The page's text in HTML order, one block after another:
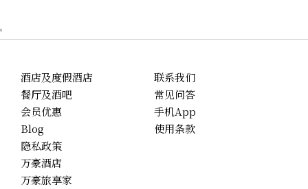
'
酒店及度假酒店
餐厅及酒吧
会员优惠
Blog
联系我们
常见问答
手机App
使用条款
隐私政策
万豪酒店
万豪旅享家